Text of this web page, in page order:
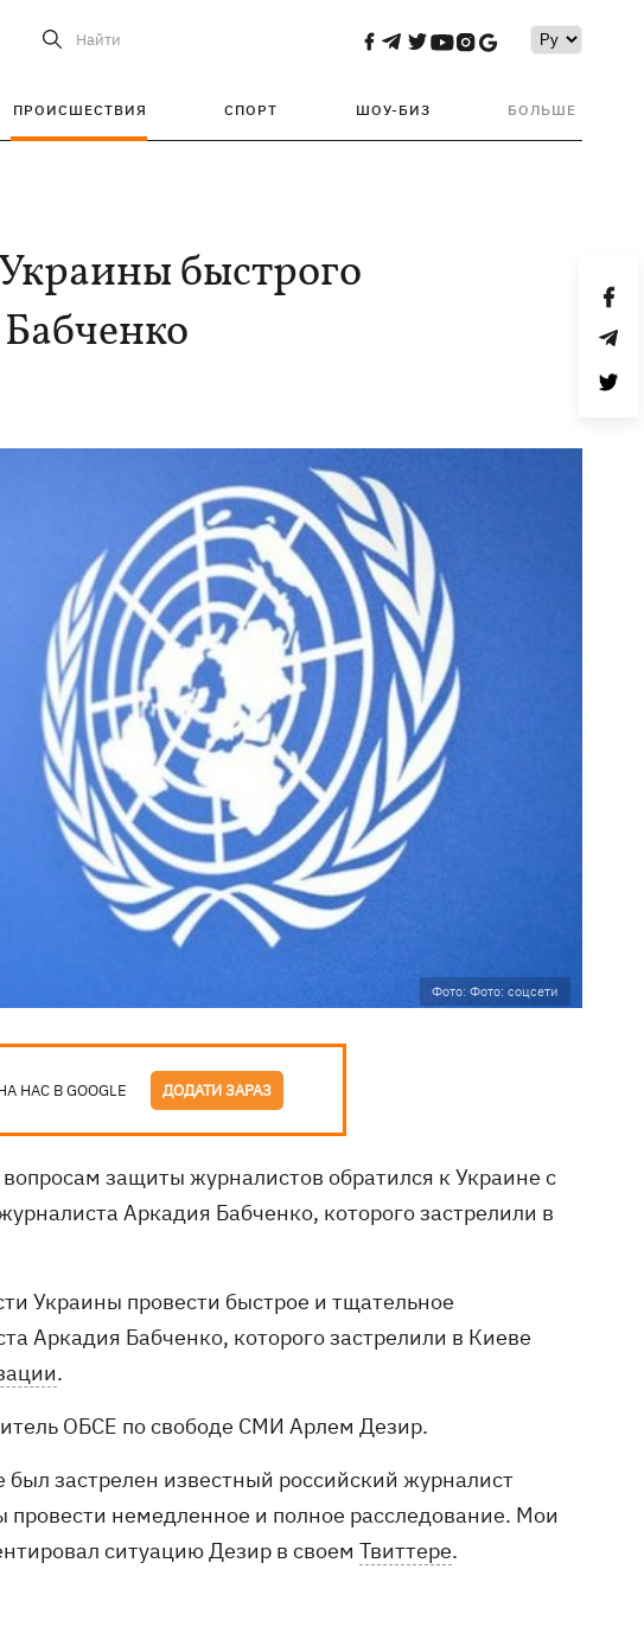
Найти
ПРОИСШЕСТВИЯ СПОРТ ШОУ-БИЗ БОЛЬШЕ
быстрого
Фото: Фото: соцсети
НАС В GOOGLE ДОДАТИ ЗАРАЗ
защиты журналистов обратился к Украине с
Аркадия Бабченко, которого застрелили в
Украины провести быстрое и тщательное
Аркадия Бабченко, которого застрелили в Киеве
.
ОБСЕ по свободе СМИ Арлем Дезир.
застрелен известный российский журналист
немедленное и полное расследование. Мои
ситуацию Дезир в своем Твиттере.